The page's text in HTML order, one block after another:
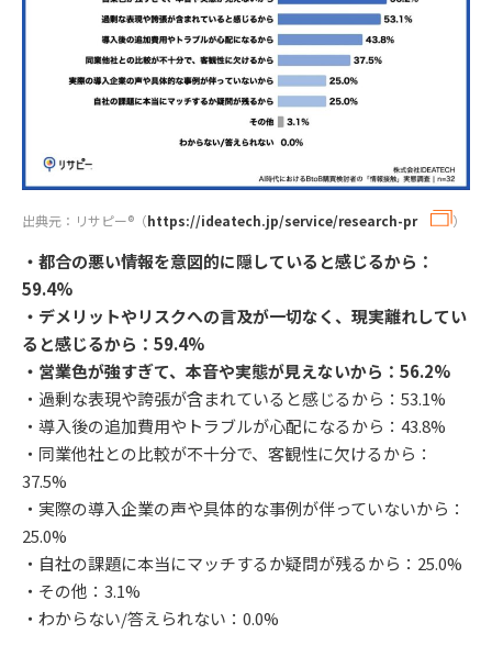
出典元：リサピー®︎（https://ideatech.jp/service/research-pr ）
・都合の悪い情報を意図的に隠していると感じるから：
59.4%
・デメリットやリスクへの言及が一切なく、現実離れしてい
ると感じるから：59.4%
・営業色が強すぎて、本音や実態が見えないから：56.2%
・過剰な表現や誇張が含まれていると感じるから：53.1%
・導入後の追加費用やトラブルが心配になるから：43.8%
・同業他社との比較が不十分で、客観性に欠けるから：
37.5%
・実際の導入企業の声や具体的な事例が伴っていないから：
25.0%
・自社の課題に本当にマッチするか疑問が残るから：25.0%
・その他：3.1%
・わからない/答えられない：0.0%